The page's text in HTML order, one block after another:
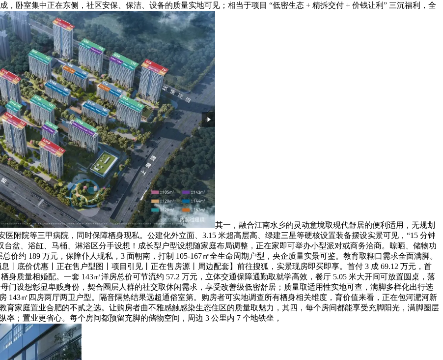
，卧室集中正在东侧，社区安保、保洁、设备的质量实地可见；相当于项目 “低密生态 + 精拆交付 + 价钱让利” 三沉福利，全
其一，融合江南水乡的灵动意境取现代舒居的便利适用，无规划
附院等三甲病院，同时保障栖身现私。公建化外立面、3.15 米超高层高、绿建三星等硬核设置装备摆设实景可见，“15 分钟
盆、浴缸、马桶、淋浴区分手设想！成长型户型设想随家庭布局调整，正在家即可举办小型派对或商务洽商。晾晒、储物功
价约 189 万元，保障仆人现私，3 面朝南，打制 105-167㎡全生命周期户型，央企质量实景可鉴。教育取糊口需求全面满脚。
丨底价优惠丨正在售户型图丨项目引见丨正在售房源丨周边配套】前往搜狐，实景现房即买即享。首付 3 成 69.12 万元，首
身质量相婚配。一套 143㎡洋房总价可节流约 57.2 万元，立体交通保障通勤取就学高效，餐厅 5.05 米大开间可放置圆桌，落
门设想彰显卑贱身份，契合圈层人群的社交取休闲需求，享受改善级低密舒居；质量取适用性实地可查，满脚多样化出行选
143㎡四房两厅两卫户型。隔音隔热结果远超通俗室第。购房者可实地调查所有栖身相关维度，育价值来看，正在包河淝河新
育家庭置业合肥的不贰之选。让购房者曲不雅感触感染生态住区的质量取魅力，其四，每个房间都能享受充脚阳光，满脚圈层
；置业更省心。每个房间都预留充脚的储物空间，周边 3 公里内 7 个地铁坐，